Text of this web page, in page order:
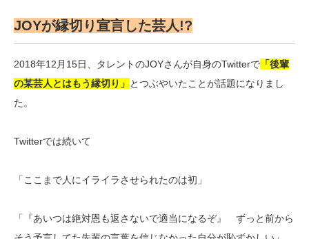
JOYが縁切り宣言した芸人!?
2018年12月15日、タレントのJOYさんが自身のTwitterで 「後輩
の某芸人とはもう縁切り」 とつぶやいたことが話題になりまし
た。
Twitterでは続いて
「ここまで人にイライラさせられたのは初」
「『あいつは絶対恩も返さないで適当になるぞ』 ずっと前から